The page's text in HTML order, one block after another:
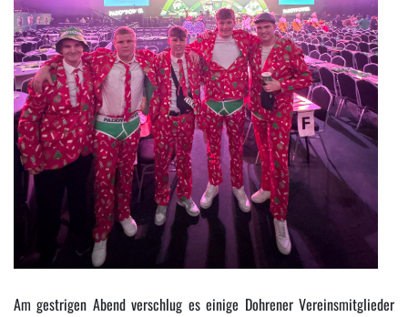
Am gestrigen Abend verschlug es einige Dohrener Vereinsmitglieder